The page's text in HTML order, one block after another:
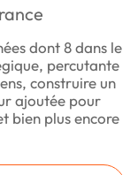
dont 8 dans le
percutante
construire un
ajoutée pour
bien plus encore